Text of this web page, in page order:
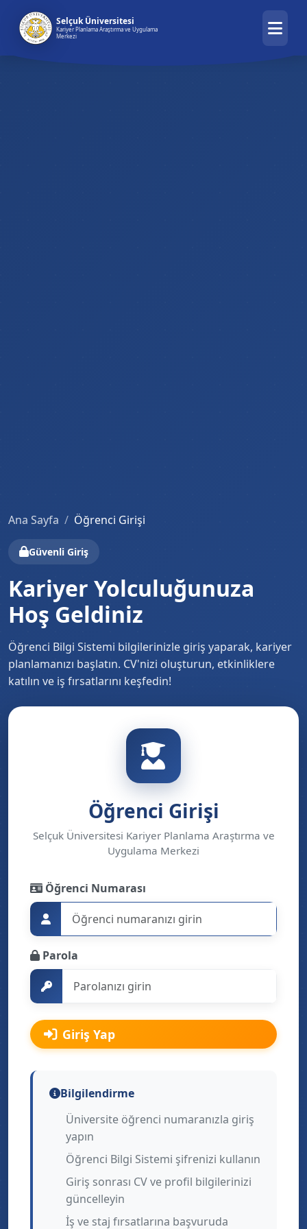
Selçuk Üniversitesi
Kariyer Planlama Araştırma ve Uygulama
Merkezi
Ana Sayfa Öğrenci Girişi
Güvenli Giriş
Kariyer Yolculuğunuza
Hoş Geldiniz
Öğrenci Bilgi Sistemi bilgilerinizle giriş yaparak, kariyer
planlamanızı başlatın. CV'nizi oluşturun, etkinliklere
katılın ve iş fırsatlarını keşfedin!
Öğrenci Girişi
Selçuk Üniversitesi Kariyer Planlama Araştırma ve
Uygulama Merkezi
Öğrenci Numarası
Parola
Giriş Yap
Bilgilendirme
Üniversite öğrenci numaranızla giriş
yapın
Öğrenci Bilgi Sistemi şifrenizi kullanın
Giriş sonrası CV ve profil bilgilerinizi
güncelleyin
İş ve staj fırsatlarına başvuruda